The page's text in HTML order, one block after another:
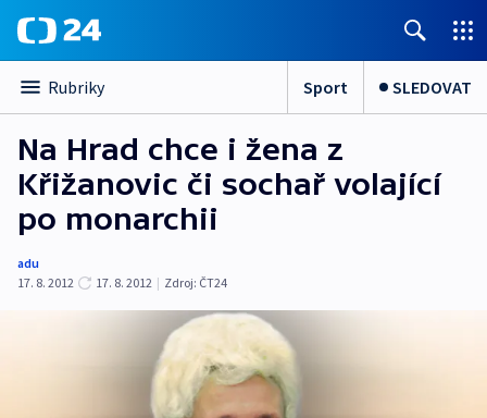
Rubriky Sport SLEDOVAT
Na Hrad chce i žena z
Křižanovic či sochař volající
po monarchii
adu
17. 8. 2012
17. 8. 2012 | Zdroj: ČT24